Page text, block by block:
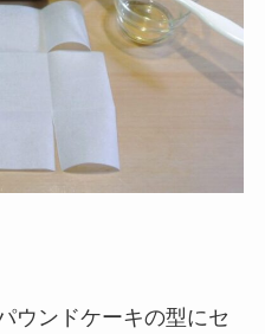
ウンドケーキの型にセ